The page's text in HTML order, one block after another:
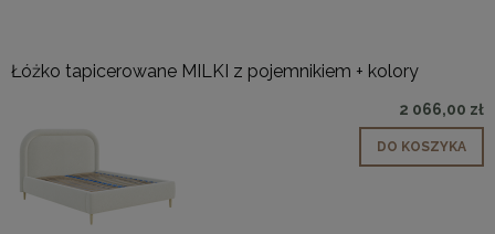
Łóżko tapicerowane MILKI z pojemnikiem + kolory
2 066,00 zł
DO KOSZYKA